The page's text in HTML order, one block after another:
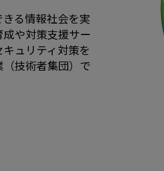
る情報社会を実
や対策支援サー
ュリティ対策を
技術者集団）で